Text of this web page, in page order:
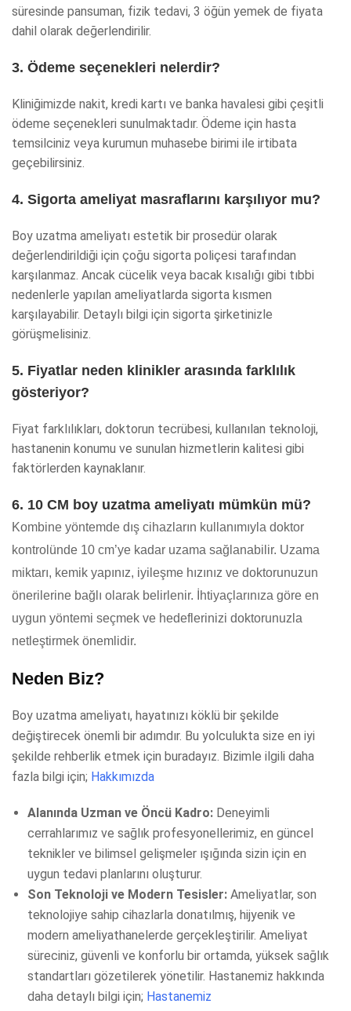
süresinde pansuman, fizik tedavi, 3 öğün yemek de fiyata
dahil olarak değerlendirilir.
3. Ödeme seçenekleri nelerdir?
Kliniğimizde nakit, kredi kartı ve banka havalesi gibi çeşitli
ödeme seçenekleri sunulmaktadır. Ödeme için hasta
temsilciniz veya kurumun muhasebe birimi ile irtibata
geçebilirsiniz.
4. Sigorta ameliyat masraflarını karşılıyor mu?
Boy uzatma ameliyatı estetik bir prosedür olarak
değerlendirildiği için çoğu sigorta poliçesi tarafından
karşılanmaz. Ancak cücelik veya bacak kısalığı gibi tıbbi
nedenlerle yapılan ameliyatlarda sigorta kısmen
karşılayabilir. Detaylı bilgi için sigorta şirketinizle
görüşmelisiniz.
5. Fiyatlar neden klinikler arasında farklılık
gösteriyor?
Fiyat farklılıkları, doktorun tecrübesi, kullanılan teknoloji,
hastanenin konumu ve sunulan hizmetlerin kalitesi gibi
faktörlerden kaynaklanır.
6. 10 CM boy uzatma ameliyatı mümkün mü?
Kombine yöntemde dış cihazların kullanımıyla doktor
kontrolünde 10 cm’ye kadar uzama sağlanabilir. Uzama
miktarı, kemik yapınız, iyileşme hızınız ve doktorunuzun
önerilerine bağlı olarak belirlenir. İhtiyaçlarınıza göre en
uygun yöntemi seçmek ve hedeflerinizi doktorunuzla
netleştirmek önemlidir.
Neden Biz?
Boy uzatma ameliyatı, hayatınızı köklü bir şekilde
değiştirecek önemli bir adımdır. Bu yolculukta size en iyi
şekilde rehberlik etmek için buradayız. Bizimle ilgili daha
fazla bilgi için; Hakkımızda
Alanında Uzman ve Öncü Kadro: Deneyimli
cerrahlarımız ve sağlık profesyonellerimiz, en güncel
teknikler ve bilimsel gelişmeler ışığında sizin için en
uygun tedavi planlarını oluşturur.
Son Teknoloji ve Modern Tesisler: Ameliyatlar, son
teknolojiye sahip cihazlarla donatılmış, hijyenik ve
modern ameliyathanelerde gerçekleştirilir. Ameliyat
süreciniz, güvenli ve konforlu bir ortamda, yüksek sağlık
standartları gözetilerek yönetilir. Hastanemiz hakkında
daha detaylı bilgi için; Hastanemiz